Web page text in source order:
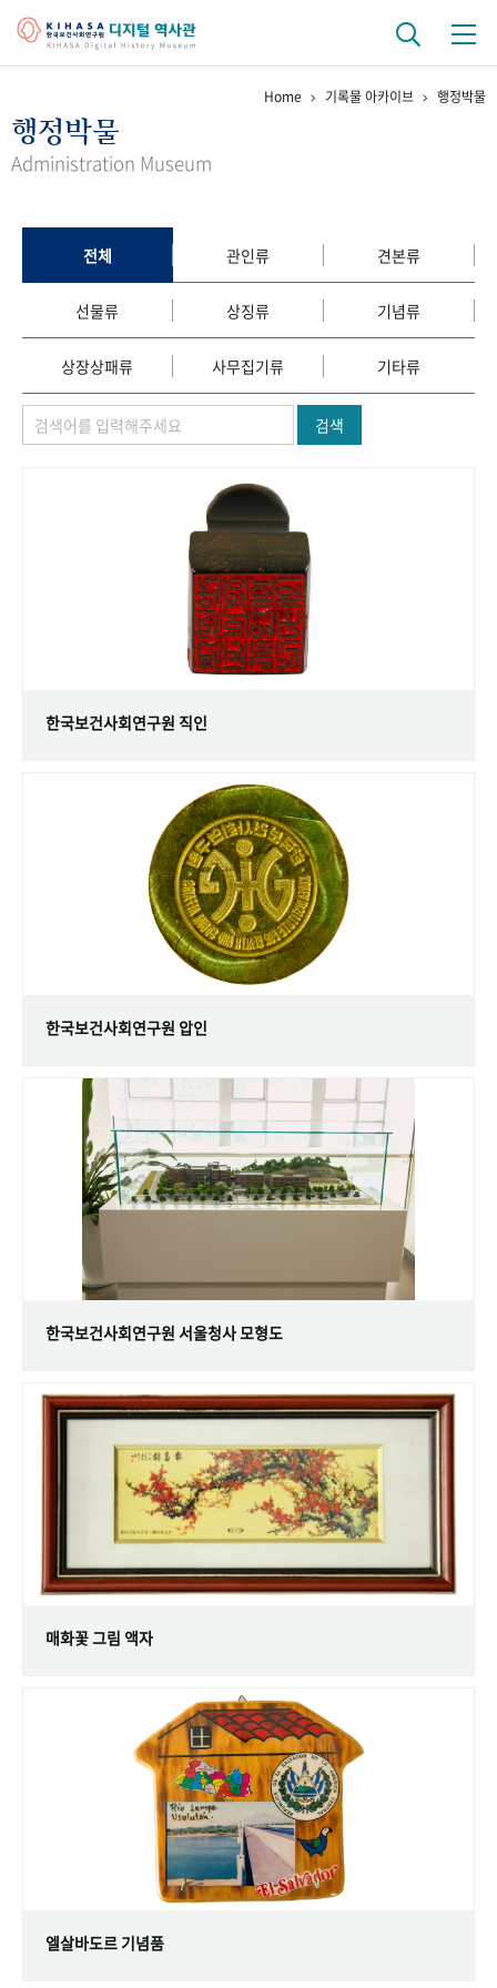
걸어온 길 기관 변천사
정책과 연구 키워드로 보는 연구 역사
연구자들
간행물 변천사
기록물 아카이브
사진 아카이브 문서 기록물 행정박물 영상 기록물
숫자로 보는 50년 50+1
Home 기록물 아카이브 행정박물
행정박물
Administration Museum
전체 관인류 견본류
선물류 상징류 기념류
상장상패류 사무집기류 기타류
검색
한국보건사회연구원 직인
한국보건사회연구원 압인
한국보건사회연구원 서울청사 모형도
매화꽃 그림 액자
엘살바도르 기념품